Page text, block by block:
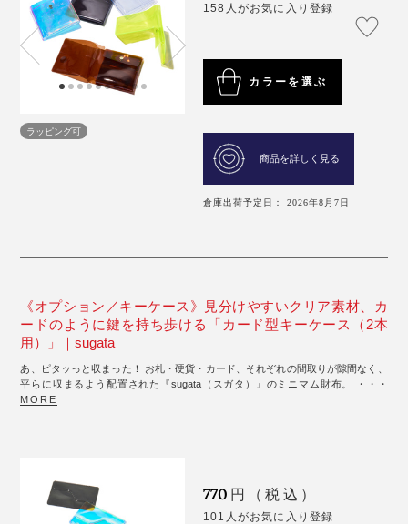
ラッピング可
158人がお気に入り登録
カラーを選ぶ
商品を詳しく見る
倉庫出荷予定日： 2026年8月7日
《オプション／キーケース》見分けやすいクリア素材、カ
ードのように鍵を持ち歩ける「カード型キーケース（2本
用）」｜sugata
あ、ピタッっと収まった！ お札・硬貨・カード、それぞれの間取りが隙間なく、
平らに収まるよう配置された『sugata（スガタ）』のミニマム財布。 ・・・
MORE
770 円（税込）
101人がお気に入り登録